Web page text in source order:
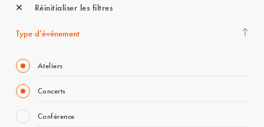
Réinitialiser les filtres
Type d’événement
Ateliers
Concerts
Conférence